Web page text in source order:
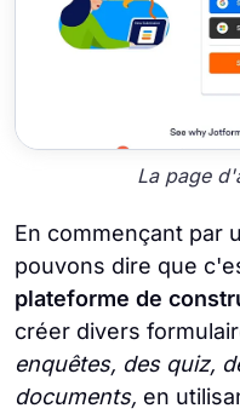
La page
En commençant par
pouvons dire que
plateforme de
créer divers
enquêtes, des quiz,
documents, en